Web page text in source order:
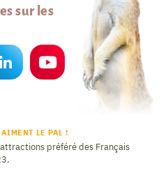
sur les
AIMENT LE PAL !
préféré des Français